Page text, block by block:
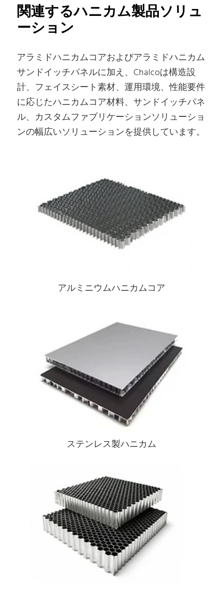
関連するハニカム製品ソリュ
ーション
アラミドハニカムコアおよびアラミドハニカム
サンドイッチパネルに加え、Chalcoは構造設
計、フェイスシート素材、運用環境、性能要件
に応じたハニカムコア材料、サンドイッチパネ
ル、カスタムファブリケーションソリューショ
ンの幅広いソリューションを提供しています。
アルミニウムハニカムコア
ステンレス製ハニカム